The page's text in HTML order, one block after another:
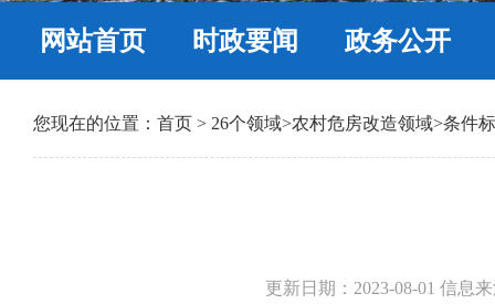
网站首页 时政要闻 政务公开
您现在的位置： 首页 > 26个领域>农村危房改造领域>条件
更新日期：2023-08-01 信息